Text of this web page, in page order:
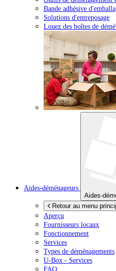
Bande adhésive
Solutions d'entreposage
Louez des boîtes de
Aides-déménageurs
Aides-
Retour au menu
Aperçu
Fournisseurs locaux
Fonctionnement
Services
Types de déménagements
U-Box - Services
FAQ